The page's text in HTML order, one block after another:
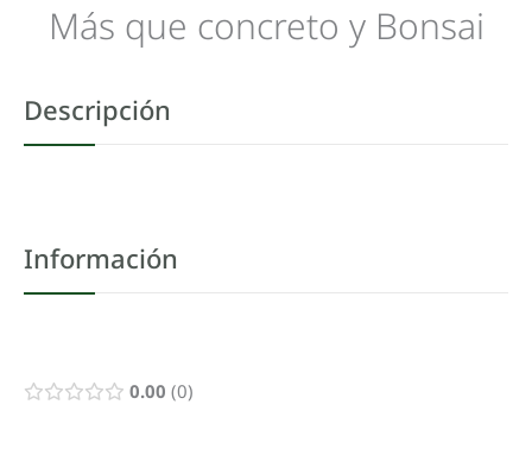
Más que concreto y Bonsai
Descripción
Información
0.00 0